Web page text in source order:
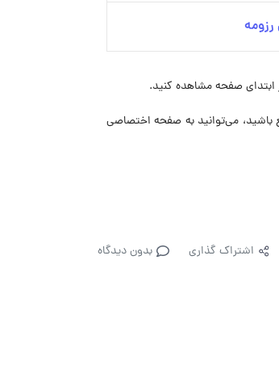
صفحه مشاهده کنید.
مطلع باشید، می‌توانید به صفحه اختصاصی
اشتراک گذاری بدون دیدگاه